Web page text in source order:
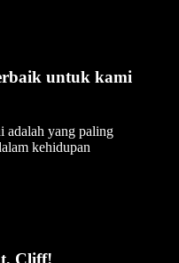
untuk kami
adalah yang paling
kehidupan
Cliff!